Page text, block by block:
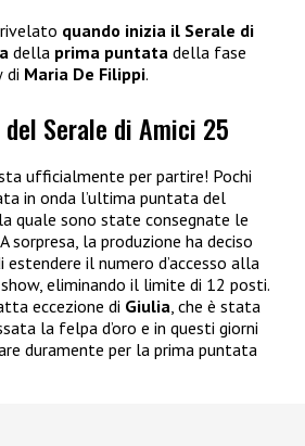
quando inizia il Serale di
della prima puntata della fase
di Maria De Filippi.
Serale di Amici 25
ufficialmente per partire! Pochi
in onda l’ultima puntata del
quale sono state consegnate le
sorpresa, la produzione ha deciso
il numero d’accesso alla
eliminando il limite di 12 posti.
eccezione di Giulia, che è stata
la felpa d’oro e in questi giorni
duramente per la prima puntata